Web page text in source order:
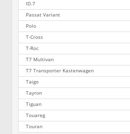
ID.7
Passat Variant
Polo
T-Cross
T-Roc
T7 Multivan
T7 Transporter Kastenwagen
Taigo
Tayron
Tiguan
Touareg
Touran